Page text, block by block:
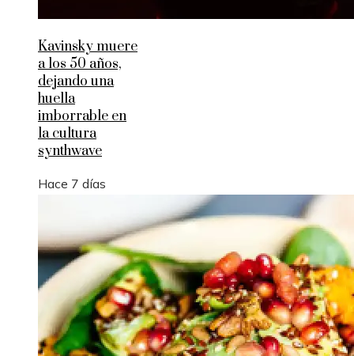
Kavinsky muere
a los 50 años,
dejando una
huella
imborrable en
la cultura
synthwave
Hace 7 días